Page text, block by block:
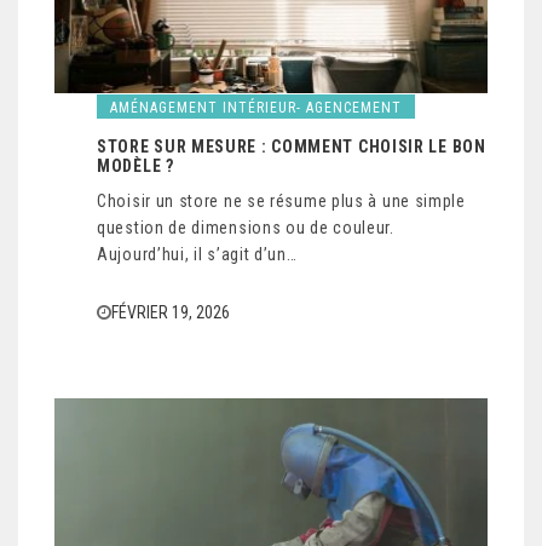
AMÉNAGEMENT INTÉRIEUR- AGENCEMENT
STORE SUR MESURE : COMMENT CHOISIR LE BON
MODÈLE ?
Choisir un store ne se résume plus à une simple
question de dimensions ou de couleur.
Aujourd’hui, il s’agit d’un…
FÉVRIER 19, 2026